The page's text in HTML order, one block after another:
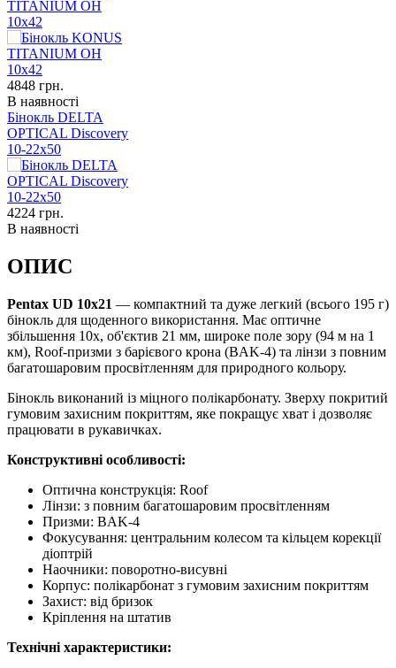
TITANIUM OH
10x42
4848 грн.
В наявності
Бінокль DELTA
OPTICAL Discovery
10-22x50
4224 грн.
В наявності
ОПИС
Pentax UD 10x21 — компактний та дуже легкий (всього 195 г)
бінокль для щоденного використання. Має оптичне
збільшення 10x, об'єктив 21 мм, широке поле зору (94 м на 1
км), Roof-призми з барієвого крона (BAK-4) та лінзи з повним
багатошаровим просвітленням для природного кольору.
Бінокль виконаний із міцного полікарбонату. Зверху покритий
гумовим захисним покриттям, яке покращує хват і дозволяє
працювати в рукавичках.
Конструктивні особливості:
Оптична конструкція: Roof
Лінзи: з повним багатошаровим просвітленням
Призми: BAK-4
Фокусування: центральним колесом та кільцем корекції
діоптрій
Наочники: поворотно-висувні
Корпус: полікарбонат з гумовим захисним покриттям
Захист: від бризок
Кріплення на штатив
Технічні характеристики: